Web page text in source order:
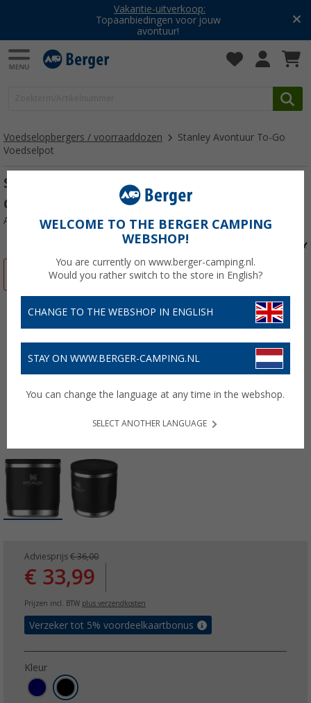
Vakantie-uitverkoop:
Topaanbiedingen voor jouw
avontuur!
Voedselopbergers / voorraaddozen
Stanley Avontuur To-Go
Voedselpot
Stanley Voedselcontainer Adventure To-
Go Voedselpot 350 ml Zwart
Artikelnr: 539903
Adviesprijs € 36,00
€ 33,99
Prijzen incl. BTW plus verzendkosten
Verzeker tot 5% voordeelkaartbonus
Kleur
WELCOME TO THE BERGER CAMPING
WEBSHOP!
You are currently on www.berger-camping.nl.
Would you rather switch to the store in English?
CHANGE TO THE WEBSHOP IN ENGLISH
STAY ON WWW.BERGER-CAMPING.NL
You can change the language at any time in the webshop.
SELECT ANOTHER LANGUAGE